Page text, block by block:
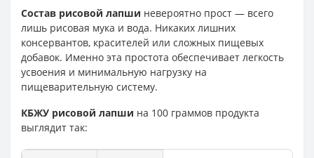
Состав рисовой лапши невероятно прост — всего
лишь рисовая мука и вода. Никаких лишних
консервантов, красителей или сложных пищевых
добавок. Именно эта простота обеспечивает легкость
усвоения и минимальную нагрузку на
пищеварительную систему.
КБЖУ рисовой лапши на 100 граммов продукта
выглядит так: